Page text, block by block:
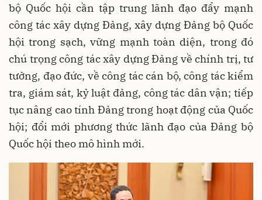
bộ Quốc hội cần tập trung lãnh đạo đẩy mạnh
công tác xây dựng Đảng, xây dựng Đảng bộ Quốc
hội trong sạch, vững mạnh toàn diện, trong đó
chú trọng công tác xây dựng Đảng về chính trị, tư
tưởng, đạo đức, về công tác cán bộ, công tác kiểm
tra, giám sát, kỷ luật đảng, công tác dân vận; tiếp
tục nâng cao tính Đảng trong hoạt động của Quốc
hội; đổi mới phương thức lãnh đạo của Đảng bộ
Quốc hội theo mô hình mới.